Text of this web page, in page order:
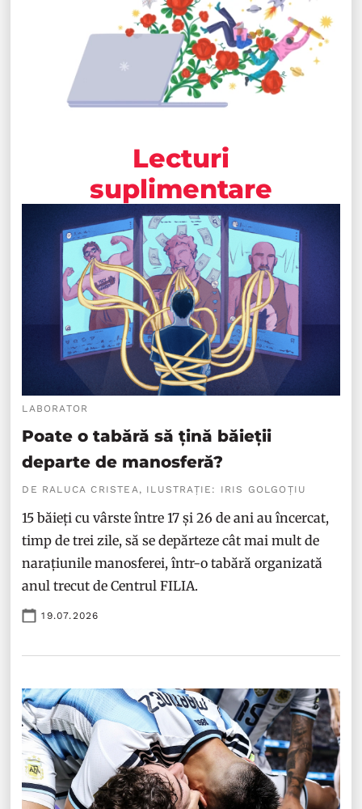
Lecturi
suplimentare
LABORATOR
Poate o tabără să țină băieții
departe de manosferă?
DE RALUCA CRISTEA, ILUSTRAȚIE: IRIS GOLGOȚIU
15 băieți cu vârste între 17 și 26 de ani au încercat,
timp de trei zile, să se depărteze cât mai mult de
narațiunile manosferei, într-o tabără organizată
anul trecut de Centrul FILIA.
19.07.2026